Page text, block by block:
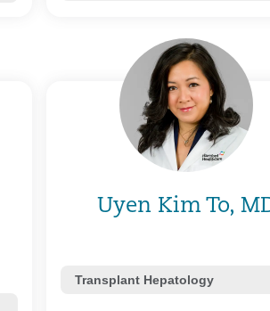
Uyen Kim To,
Transplant Hepatology